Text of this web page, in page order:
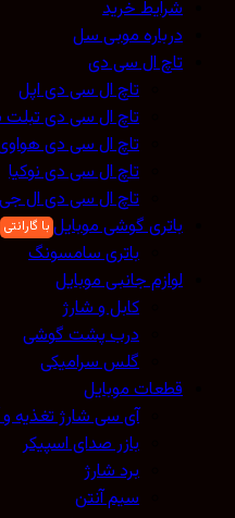
شرایط خرید
درباره موبی سل
تاچ ال سی دی
تاچ ال سی دی اپل
تاچ ال سی دی تبلت
تاچ ال سی دی هواوی
تاچ ال سی دی نوکیا
تاچ ال سی دی ال جی
باتری گوشی موبایل
باتری سامسونگ
لوازم جانبی موبایل
کابل و شارژ
درب پشت گوشی
گلس سرامیکی
قطعات موبایل
آی سی شارژ تغذیه و آنتن
بازر صدای اسپیکر
برد شارژ
سیم آنتن